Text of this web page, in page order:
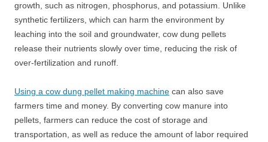
growth, such as nitrogen, phosphorus, and potassium. Unlike
synthetic fertilizers, which can harm the environment by
leaching into the soil and groundwater, cow dung pellets
release their nutrients slowly over time, reducing the risk of
over-fertilization and runoff.
Using a cow dung pellet making machine can also save
farmers time and money. By converting cow manure into
pellets, farmers can reduce the cost of storage and
transportation, as well as reduce the amount of labor required